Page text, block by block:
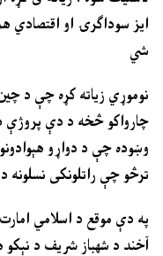
ایز سوداګرۍ او اقتصادي
شي
نوموړي زیاته کړه چې د
چارواکو څخه د دې پروژې
وښوده چې د دواړو
ترڅو چې راتلونکی نسلونه
په دې موقع د اسلامي
آخند د شهباز شريف د نېکو